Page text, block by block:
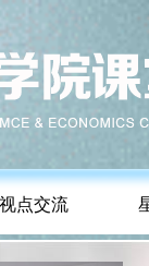
视点交流